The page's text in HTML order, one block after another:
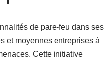
de pare-feu dans ses
et moyennes entreprises à
Cette initiative